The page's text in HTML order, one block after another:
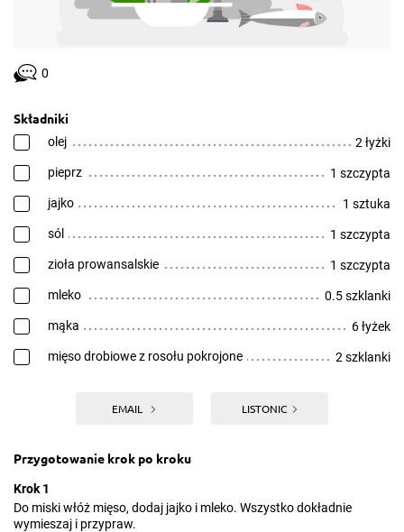
0
Składniki
olej 2 łyżki
pieprz 1 szczypta
jajko 1 sztuka
sól 1 szczypta
zioła prowansalskie 1 szczypta
mleko 0.5 szklanki
mąka 6 łyżek
mięso drobiowe z rosołu pokrojone 2 szklanki
EMAIL LISTONIC
Przygotowanie krok po kroku
Krok 1
Do miski włóż mięso, dodaj jajko i mleko. Wszystko dokładnie
wymieszaj i przypraw.